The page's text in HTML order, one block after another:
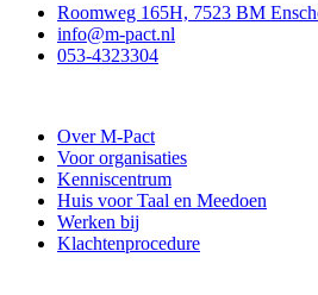
Roomweg 165H, 7523 BM
info@m-pact.nl
053-4323304
Over M-Pact
Voor organisaties
Kenniscentrum
Huis voor Taal en Meedoen
Werken bij
Klachtenprocedure